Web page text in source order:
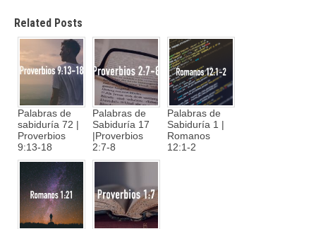
Related Posts
Palabras de
sabiduría 72 |
Proverbios
9:13-18
Palabras de
Sabiduría 17
|Proverbios
2:7-8
Palabras de
Sabiduría 1 |
Romanos
12:1-2